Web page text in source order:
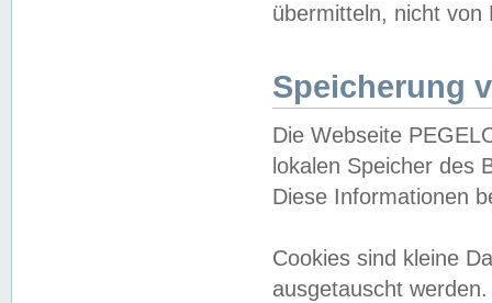
übermitteln, nicht von
Speicherung
Die Webseite
lokalen Speicher des
Diese Informationen
Cookies sind kleine
ausgetauscht